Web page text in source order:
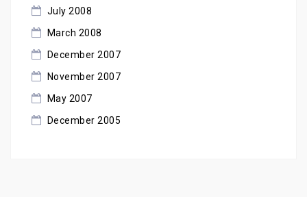
July 2008
March 2008
December 2007
November 2007
May 2007
December 2005